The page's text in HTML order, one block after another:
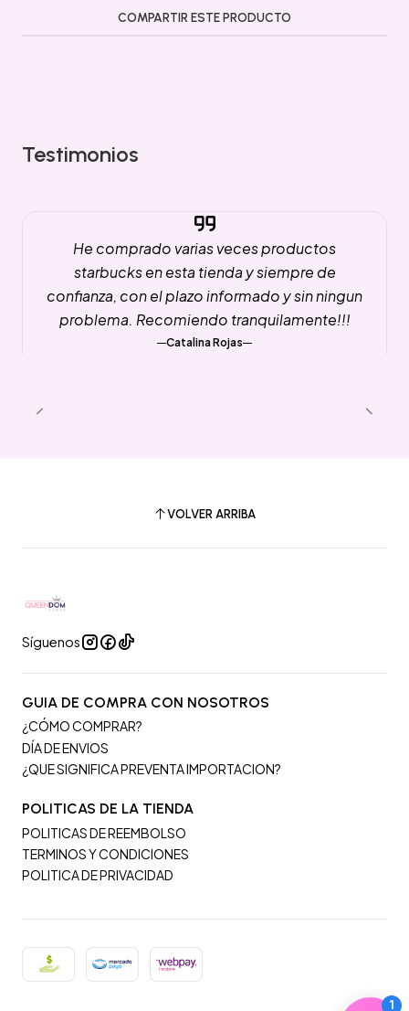
COMPARTIR ESTE PRODUCTO
Testimonios
He comprado varias veces productos
starbucks en esta tienda y siempre de
confianza, con el plazo informado y sin ningun
problema. Recomiendo tranquilamente!!!
Catalina Rojas
VOLVER ARRIBA
Síguenos
GUIA DE COMPRA CON NOSOTROS
¿CÓMO COMPRAR?
DÍA DE ENVIOS
¿QUE SIGNIFICA PREVENTA IMPORTACION?
POLITICAS DE LA TIENDA
POLITICAS DE REEMBOLSO
TERMINOS Y CONDICIONES
POLITICA DE PRIVACIDAD